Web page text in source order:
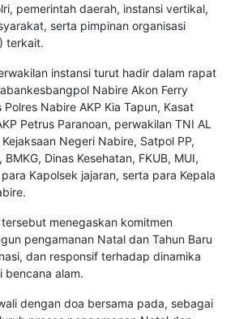
pemerintah daerah, instansi vertikal,
serta pimpinan organisasi
terkait.
instansi turut hadir dalam rapat
Nabire Akon Ferry
Nabire AKP Kia Tapun, Kasat
Petrus Paranoan, perwakilan TNI AL
Negeri Nabire, Satpol PP,
BMKG, Dinas Kesehatan, FKUB, MUI,
Kapolsek jajaran, serta para Kepala
menegaskan komitmen
pengamanan Natal dan Tahun Baru
dan responsif terhadap dinamika
bencana alam.
dengan doa bersama pada, sebagai